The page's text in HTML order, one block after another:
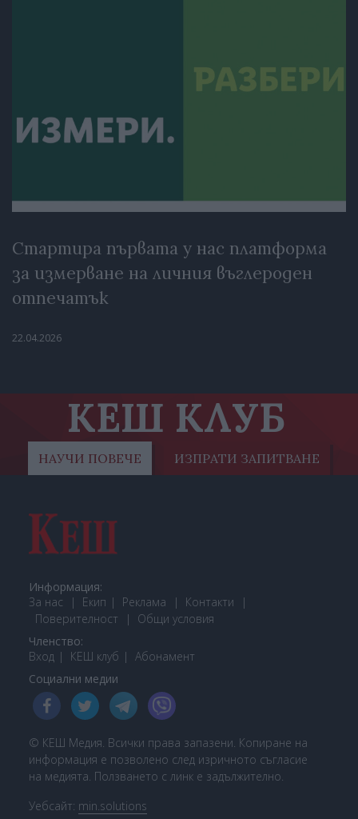
Стартира първата у нас платформа
за измерване на личния въглероден
отпечатък
22.04.2026
КЕШ КЛУБ
НАУЧИ ПОВЕЧЕ ИЗПРАТИ ЗАПИТВАНЕ
Информация:
За нас
Екип Реклама
Контакти
Поверителност
Общи условия
Членство:
Вход
КЕШ клуб Абонамент
Социални медии
© КЕШ Медия. Всички права запазени. Копиране на
информация е позволено след изричното съгласие
на медията. Ползването с линк е задължително.
Уебсайт: min.solutions